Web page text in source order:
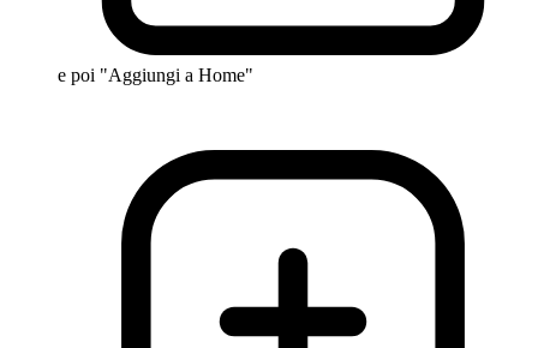
e poi "Aggiungi a Home"